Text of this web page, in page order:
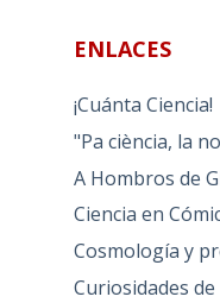
ENLACES
¡Cuánta Ciencia!
"Pa ciència, la
A Hombros de
Ciencia en
Cosmología y
Curiosidades